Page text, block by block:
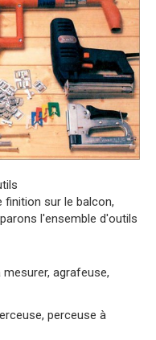
finition sur le balcon,
l'ensemble d'outils
agrafeuse,
perceuse à